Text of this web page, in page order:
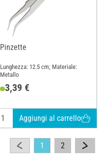
Pinzette
Lunghezza: 12.5 cm; Materiale:
Metallo
3,39 €
Aggiungi al carrello
1 2